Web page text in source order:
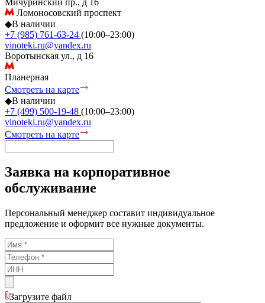
Мичуринский пр., д 16
Ломоносовский проспект
◆В наличии
+7 (985) 761-63-24 (10:00–23:00)
vinoteki.ru@yandex.ru
Воротынская ул., д 16
Планерная
Смотреть на карте
◆В наличии
+7 (499) 500-19-48 (10:00–23:00)
vinoteki.ru@yandex.ru
Смотреть на карте
Заявка на корпоративное
обслуживание
Персональный менеджер составит индивидуальное
предложение и оформит все нужные документы.
Загрузите файл